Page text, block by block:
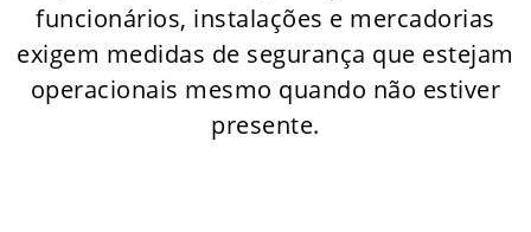
funcionários, instalações e mercadorias
exigem medidas de segurança que estejam
operacionais mesmo quando não estiver
presente.